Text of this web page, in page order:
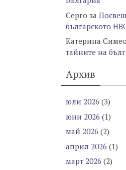
Серго за
българското
Катерина
тайните на
Архив
юли 2026 (3)
юни 2026 (1)
май 2026 (2)
април 2026 (1)
март 2026 (2)